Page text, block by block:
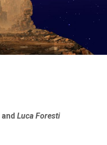
andLuca Foresti